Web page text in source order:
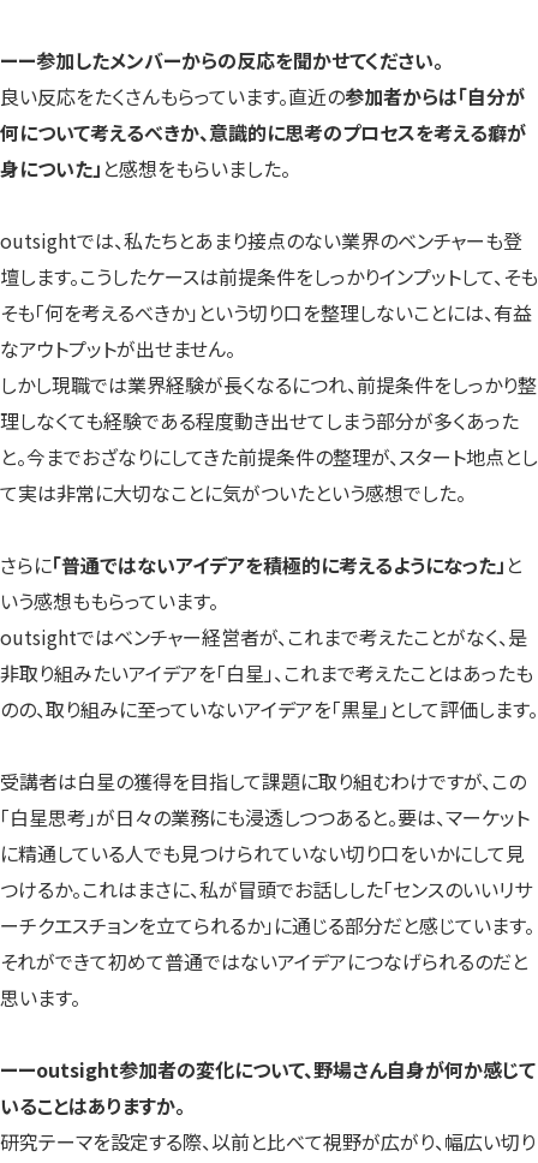
ーー参加したメンバーからの反応を聞かせてください。
良い反応をたくさんもらっています。直近の参加者からは「自分が
何について考えるべきか、意識的に思考のプロセスを考える癖が
身についた」 と感想をもらいました。
outsightでは、私たちとあまり接点のない業界のベンチャーも登
壇します。こうしたケースは前提条件をしっかりインプットして、そも
そも「何を考えるべきか」という切り口を整理しないことには、有益
なアウトプットが出せません。
しかし現職では業界経験が長くなるにつれ、前提条件をしっかり整
理しなくても経験である程度動き出せてしまう部分が多くあった
と。今までおざなりにしてきた前提条件の整理が、スタート地点とし
て実は非常に大切なことに気がついたという感想でした。
さらに「普通ではないアイデアを積極的に考えるようになった」 と
いう感想ももらっています。
outsightではベンチャー経営者が、これまで考えたことがなく、是
非取り組みたいアイデアを「白星」、これまで考えたことはあったも
のの、取り組みに至っていないアイデアを「黒星」として評価します。
受講者は白星の獲得を目指して課題に取り組むわけですが、この
「白星思考」が日々の業務にも浸透しつつあると。要は、マーケット
に精通している人でも見つけられていない切り口をいかにして見
つけるか。これはまさに、私が冒頭でお話しした「センスのいいリサ
ーチクエスチョンを立てられるか」に通じる部分だと感じています。
それができて初めて普通ではないアイデアにつなげられるのだと
思います。
ーーoutsight参加者の変化について、野場さん自身が何か感じて
いることはありますか。
研究テーマを設定する際、以前と比べて視野が広がり、幅広い切り